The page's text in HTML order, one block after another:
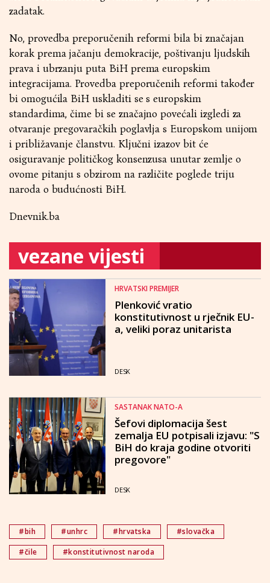
zadatak.
No, provedba preporučenih reformi bila bi značajan
korak prema jačanju demokracije, poštivanju ljudskih
prava i ubrzanju puta BiH prema europskim
integracijama. Provedba preporučenih reformi također
bi omogućila BiH uskladiti se s europskim
standardima, čime bi se značajno povećali izgledi za
otvaranje pregovaračkih poglavlja s Europskom unijom
i približavanje članstvu. Ključni izazov bit će
osiguravanje političkog konsenzusa unutar zemlje o
ovome pitanju s obzirom na različite poglede triju
naroda o budućnosti BiH.
Dnevnik.ba
vezane vijesti
HRVATSKI PREMIJER
Plenković vratio
konstitutivnost u rječnik EU-
a, veliki poraz unitarista
DESK
SASTANAK NATO-A
Šefovi diplomacija šest
zemalja EU potpisali izjavu: "S
BiH do kraja godine otvoriti
pregovore"
DESK
#bih #unhrc #hrvatska
#slovačka
#čile
#konstitutivnost naroda